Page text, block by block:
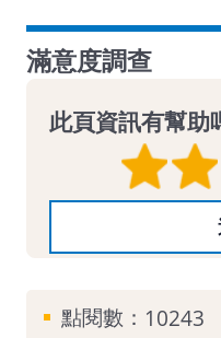
滿意度調查
此頁資訊有幫助
點閱數： 10243